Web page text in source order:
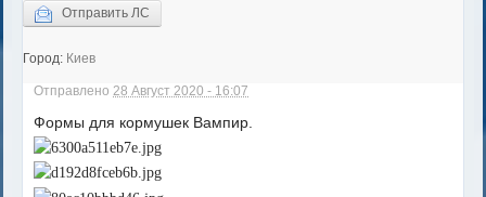
Отправить ЛС
Город: Киев
Отправлено28 Август 2020 - 16:07
Формы для кормушек Вампир.